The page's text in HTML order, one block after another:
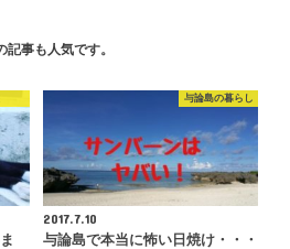
記事も人気です。
与論島の暮らし
2017.7.10
与論島で本当に怖い日焼け・・・